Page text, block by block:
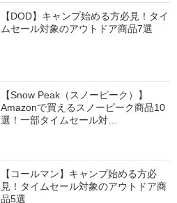
【DOD】キャンプ始める方必見！タイ
ムセール対象のアウトドア商品7選
【Snow Peak（スノーピーク）】
Amazonで買えるスノーピーク商品10
選！一部タイムセール対…
【コールマン】キャンプ始める方必
見！タイムセール対象のアウトドア商
品5選